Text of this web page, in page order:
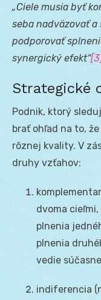
„Ciele musia byť
seba nadväzovať
podporovať
synergický efekt“
Strategické
Podnik, ktorý
brať ohľad na to,
rôznej kvality. V
druhy vzťahov:
dvoma
plnenia
plnenia
vedie
indiferencia